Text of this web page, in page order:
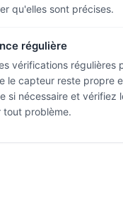
qu'elles sont précises.
régulière
vérifications régulières
le capteur reste propre
si nécessaire et vérifiez
tout problème.